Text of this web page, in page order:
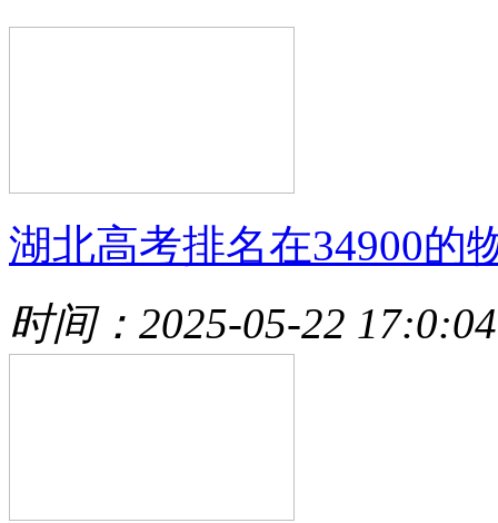
湖北高考排名在34900的
时间：2025-05-22 17:0:04